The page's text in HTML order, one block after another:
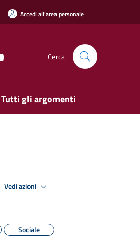
Accedi all'area personale
Cerca
Tutti gli argomenti
Vedi azioni
Sociale